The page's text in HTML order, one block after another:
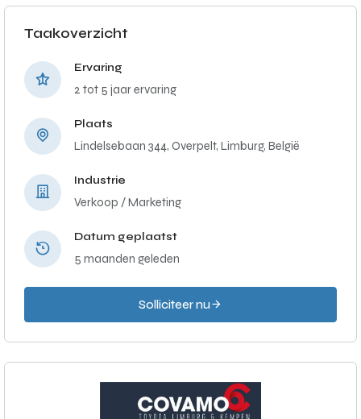
Taakoverzicht
Ervaring
2 tot 5 jaar ervaring
Plaats
Lindelsebaan 344, Overpelt, Limburg, België
Industrie
Verkoop / Marketing
Datum geplaatst
5 maanden geleden
Solliciteer nu